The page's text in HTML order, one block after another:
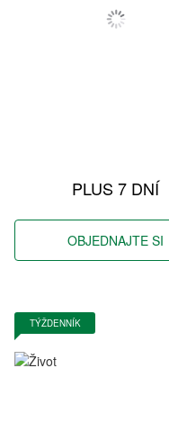
PLUS 7 DNÍ
OBJEDNAJTE SI
TÝŽDENNÍK